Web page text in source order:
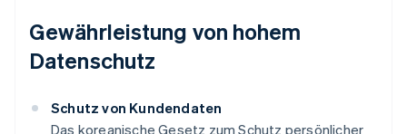
Gewährleistung von hohem
Datenschutz
Schutz von Kundendaten
Das koreanische Gesetz zum Schutz persönlicher